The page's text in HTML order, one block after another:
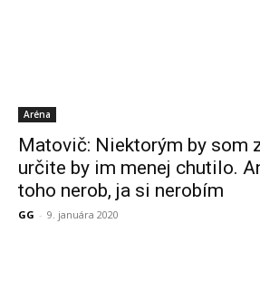
Aréna
Matovič: Niektorým by som
určite by im menej chutilo.
toho nerob, ja si nerobím
GG - 9. januára 2020